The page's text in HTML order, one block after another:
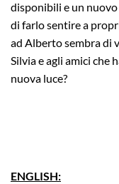
disponibili e un
di farlo sentire a
ad Alberto sembra di
Silvia e agli amici che
nuova luce?
ENGLISH: